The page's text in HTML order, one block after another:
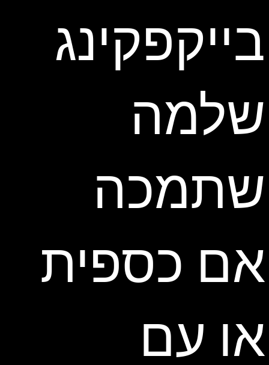
בייקפקינג
שלמה
שתמכה
אם כספית
או עם